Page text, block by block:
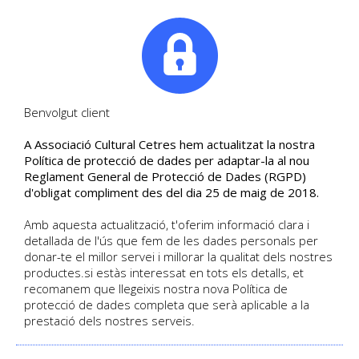
Contactar Cultural Cetres
Contacti amb nosaltres
HOME / CONTACTAR CULTURAL CETRES
Benvolgut client
A Associació Cultural Cetres hem actualitzat la nostra
Política de protecció de dades per adaptar-la al nou
Reglament General de Protecció de Dades (RGPD)
d'obligat compliment des del dia 25 de maig de 2018.
Amb aquesta actualització, t'oferim informació clara i
detallada de l'ús que fem de les dades personals per
donar-te el millor servei i millorar la qualitat dels nostres
productes.si estàs interessat en tots els detalls, et
recomanem que llegeixis nostra nova Política de
protecció de dades completa que serà aplicable a la
prestació dels nostres serveis.